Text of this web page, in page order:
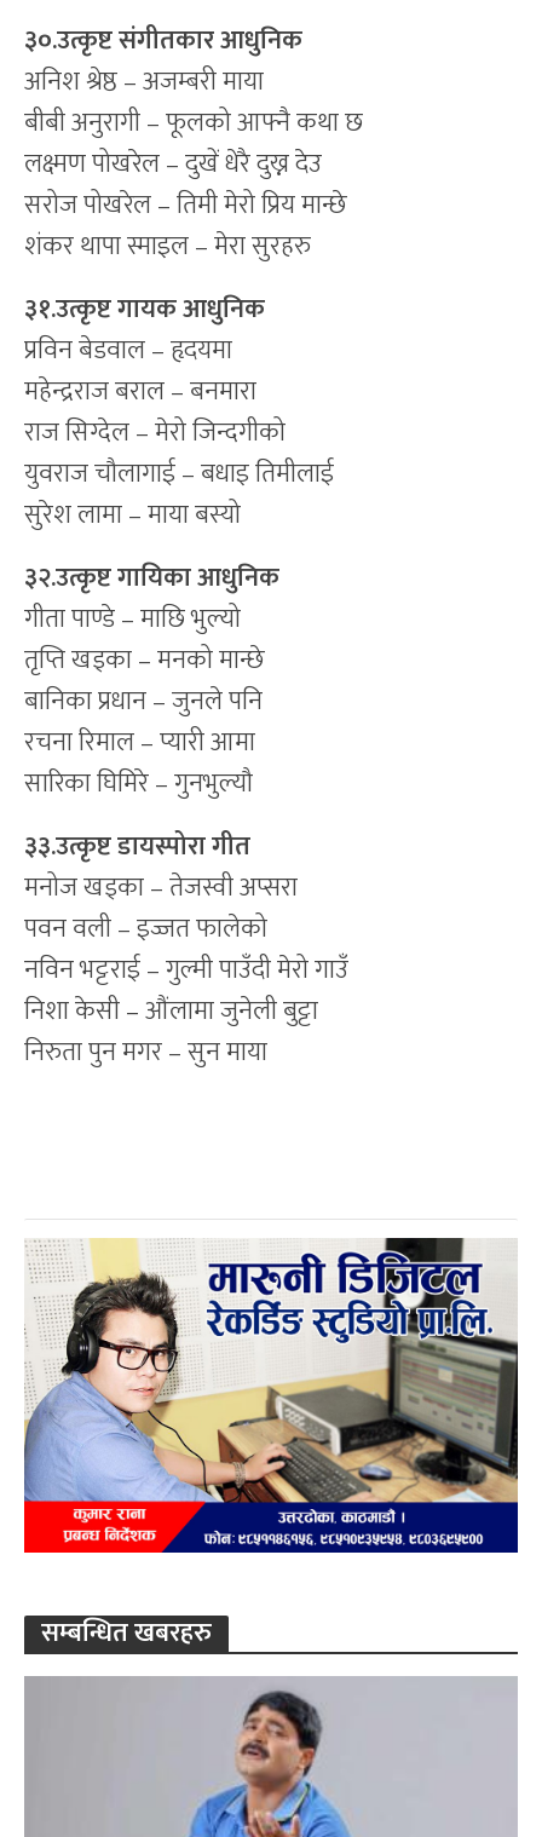
३०.उत्कृष्ट संगीतकार आधुनिक
अनिश श्रेष्ठ – अजम्बरी माया
बीबी अनुरागी – फूलको आफ्नै कथा छ
लक्ष्मण पोखरेल – दुखें धेरै दुख्न देउ
सरोज पोखरेल – तिमी मेरो प्रिय मान्छे
शंकर थापा स्माइल – मेरा सुरहरु
३१.उत्कृष्ट गायक आधुनिक
प्रविन बेडवाल – हृदयमा
महेन्द्रराज बराल – बनमारा
राज सिग्देल – मेरो जिन्दगीको
युवराज चौलागाई – बधाइ तिमीलाई
सुरेश लामा – माया बस्यो
३२.उत्कृष्ट गायिका आधुनिक
गीता पाण्डे – माछि भुल्यो
तृप्ति खड्का – मनको मान्छे
बानिका प्रधान – जुनले पनि
रचना रिमाल – प्यारी आमा
सारिका घिमिरे – गुनभुल्यौ
३३.उत्कृष्ट डायस्पोरा गीत
मनोज खड्का – तेजस्वी अप्सरा
पवन वली – इज्जत फालेको
नविन भट्टराई – गुल्मी पाउँदी मेरो गाउँ
निशा केसी – औंलामा जुनेली बुट्टा
निरुता पुन मगर – सुन माया
सम्बन्धित खबरहरु